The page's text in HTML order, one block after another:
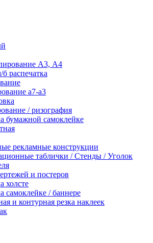
А3, А4
распечатка
а7-а3
/ ризография
бумажной самоклейке
рекламные конструкции
таблички / Стенды / Уголок
и постеров
холсте
самоклейке / баннере
и контурная резка наклеек